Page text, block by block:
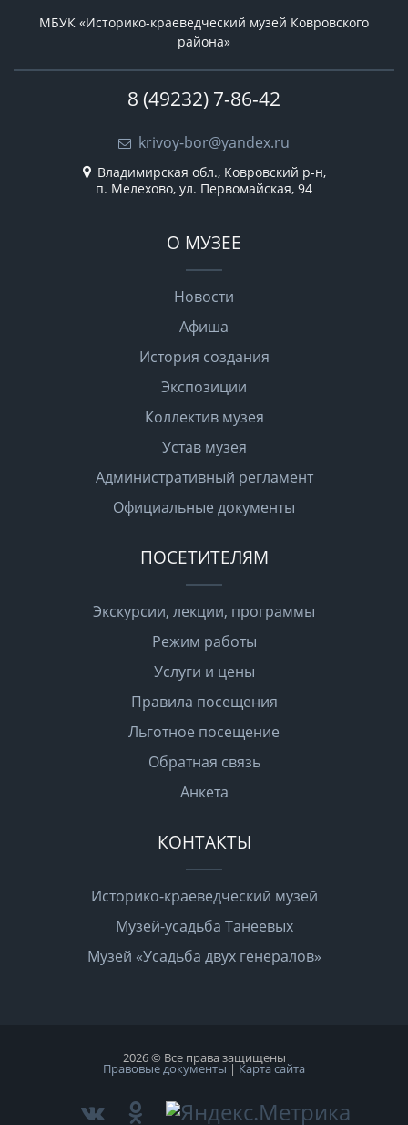
МБУК «Историко-краеведческий музей Ковровского
района»
8 (49232) 7-86-42
krivoy-bor@yandex.ru
Владимирская обл., Ковровский р-н,
п. Мелехово, ул. Первомайская, 94
О МУЗЕЕ
Новости
Афиша
История создания
Экспозиции
Коллектив музея
Устав музея
Административный регламент
Официальные документы
ПОСЕТИТЕЛЯМ
Экскурсии, лекции, программы
Режим работы
Услуги и цены
Правила посещения
Льготное посещение
Обратная связь
Анкета
КОНТАКТЫ
Историко-краеведческий музей
Музей-усадьба Танеевых
Музей «Усадьба двух генералов»
2026 © Все права защищены
Правовые документы | Карта сайта